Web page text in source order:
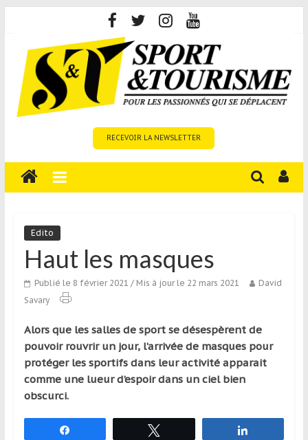
content
Tourisme
est
média
sur
tourisme
sportif
s’adresse
aux
voyageurs
ponctuels
ou
réguliers,
pratiquants,
RECEVOIR LA NEWSLETTER
Edito
Haut les masques
Publié le 8 février 2021 / Mis à jour le 22 mars 2021
David
Savary
Alors que les salles de sport se désespèrent de
pouvoir rouvrir un jour, l’arrivée de masques pour
protéger les sportifs dans leur activité apparait
comme une lueur d’espoir dans un ciel bien
obscurci.